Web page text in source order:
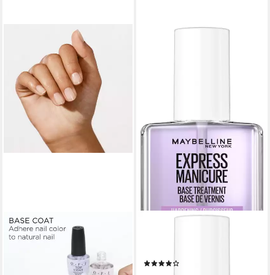
OPI
Unterlack Nail Lacquer Natural
Nail Base Coat, schützt vor
Verfärbungen, verbessert